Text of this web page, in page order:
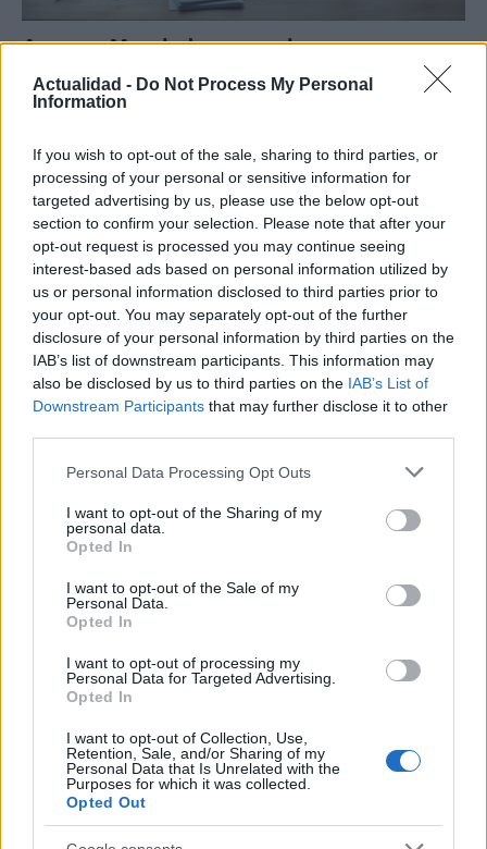
Actualidad - Do Not Process My Personal
Information
If you wish to opt-out of the sale, sharing to third parties, or
processing of your personal or sensitive information for
targeted advertising by us, please use the below opt-out
section to confirm your selection. Please note that after your
opt-out request is processed you may continue seeing
interest-based ads based on personal information utilized by
us or personal information disclosed to third parties prior to
your opt-out. You may separately opt-out of the further
disclosure of your personal information by third parties on the
IAB’s list of downstream participants. This information may
also be disclosed by us to third parties on the IAB’s List of
Downstream Participants that may further disclose it to other
Please note that this website/app uses one or more Google
not limited to your visit or usage behaviour. You may click to
grant or deny consent to Google and its third-party tags to
use your data for below specified purposes in below Google
consent section.
Personal Data Processing Opt Outs
I want to opt-out of the Sharing of my
personal data.
Opted In
I want to opt-out of the Sale of my
Personal Data.
Opted In
I want to opt-out of processing my
Personal Data for Targeted Advertising.
Opted In
I want to opt-out of Collection, Use,
Retention, Sale, and/or Sharing of my
Personal Data that Is Unrelated with the
Purposes for which it was collected.
Opted Out
Amparo Moraleda asume la
vicepresidencia de CaixaBank
La trayectoria de Moraleda promete un nuevo rumbo…
CRÓNICA
Nuevo giro en el caso Yéremi Vargas:
desvelan el informe forense
El ‘caso Yéremi Vargas’, el niño desaparecido en 2007…
Curso de verano de la Universidad de La